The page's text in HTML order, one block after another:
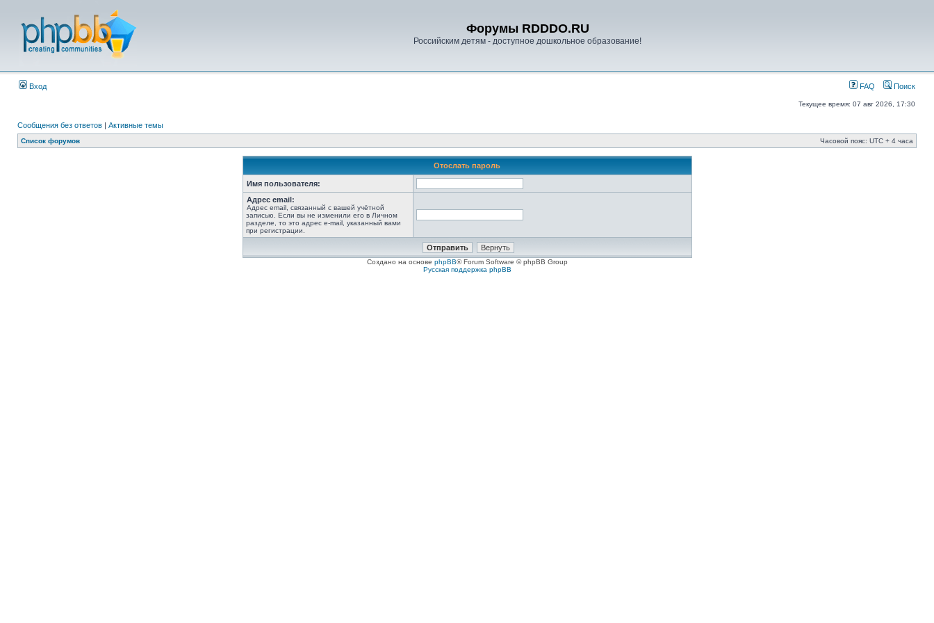
Форумы RDDDO.RU
Российским детям - доступное дошкольное образование!
Вход FAQ Поиск
Текущее время: 07 авг 2026, 17:30
Сообщения без ответов | Активные темы
Список форумов Часовой пояс: UTC + 4 часа
Отослать пароль
Имя пользователя:
Адрес email:
Адрес email, связанный с вашей учётной
записью. Если вы не изменили его в Личном
разделе, то это адрес e-mail, указанный вами
при регистрации.
Создано на основе phpBB® Forum Software © phpBB Group
Русская поддержка phpBB